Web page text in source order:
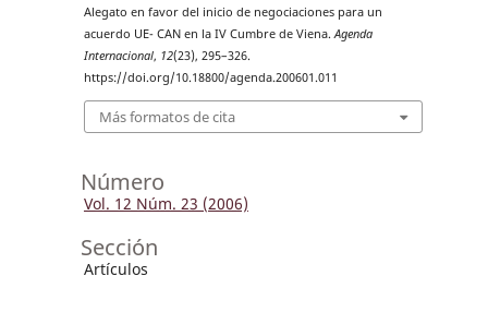
Alegato en favor del inicio de negociaciones para un
acuerdo UE- CAN en la IV Cumbre de Viena.Agenda
Internacional, 12(23), 295–326.
https://doi.org/10.18800/agenda.200601.011
Más formatos de cita
Número
Vol. 12 Núm. 23 (2006)
Sección
Artículos